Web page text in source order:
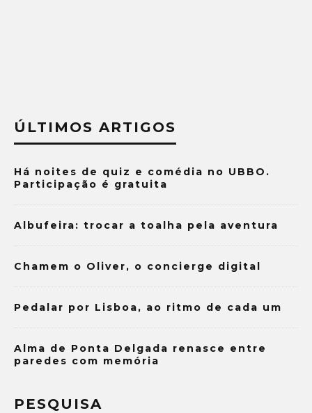
ÚLTIMOS ARTIGOS
Há noites de quiz e comédia no UBBO.
Participação é gratuita
Albufeira: trocar a toalha pela aventura
Chamem o Oliver, o concierge digital
Pedalar por Lisboa, ao ritmo de cada um
Alma de Ponta Delgada renasce entre
paredes com memória
PESQUISA